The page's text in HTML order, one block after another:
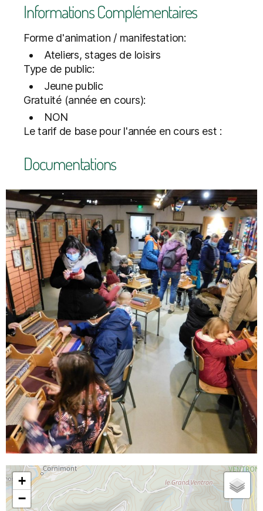
Informations Complémentaires
Forme d'animation / manifestation:
Ateliers, stages de loisirs
Type de public:
Jeune public
Gratuité (année en cours):
NON
Le tarif de base pour l'année en cours est :
Documentations
+
−